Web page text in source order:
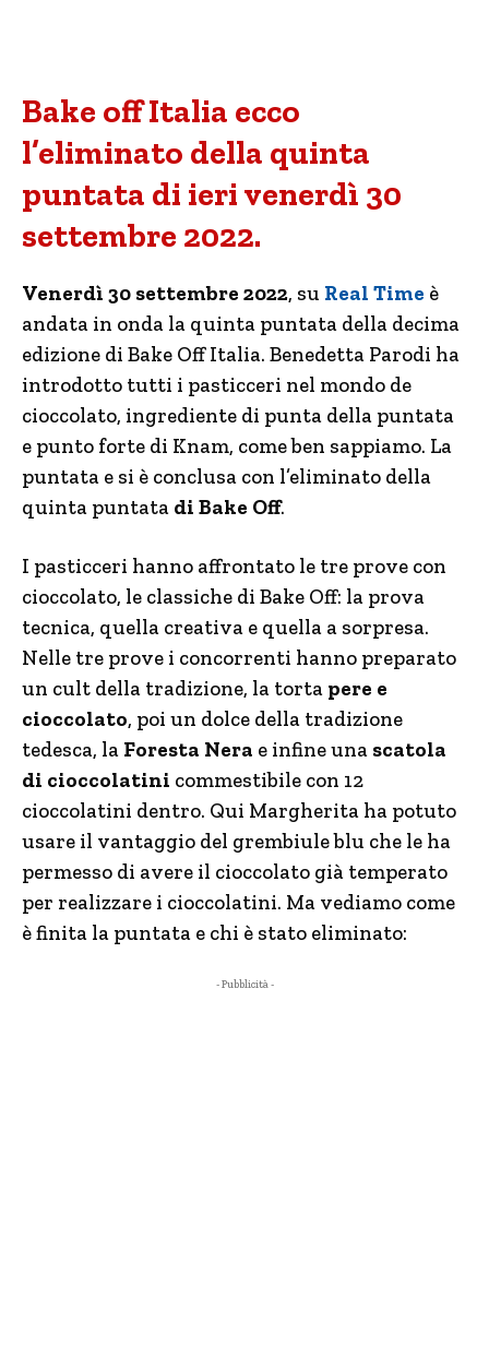
Bake off Italia ecco
l’eliminato della quinta
puntata di ieri venerdì 30
settembre 2022.
Venerdì 30 settembre 2022, su Real Time è
andata in onda la quinta puntata della decima
edizione di Bake Off Italia. Benedetta Parodi ha
introdotto tutti i pasticceri nel mondo de
cioccolato, ingrediente di punta della puntata
e punto forte di Knam, come ben sappiamo. La
puntata e si è conclusa con l’eliminato della
quinta puntata di Bake Off.
I pasticceri hanno affrontato le tre prove con
cioccolato, le classiche di Bake Off: la prova
tecnica, quella creativa e quella a sorpresa.
Nelle tre prove i concorrenti hanno preparato
un cult della tradizione, la torta pere e
cioccolato, poi un dolce della tradizione
tedesca, la Foresta Nera e infine una scatola
di cioccolatini commestibile con 12
cioccolatini dentro. Qui Margherita ha potuto
usare il vantaggio del grembiule blu che le ha
permesso di avere il cioccolato già temperato
per realizzare i cioccolatini. Ma vediamo come
è finita la puntata e chi è stato eliminato:
- Pubblicità -